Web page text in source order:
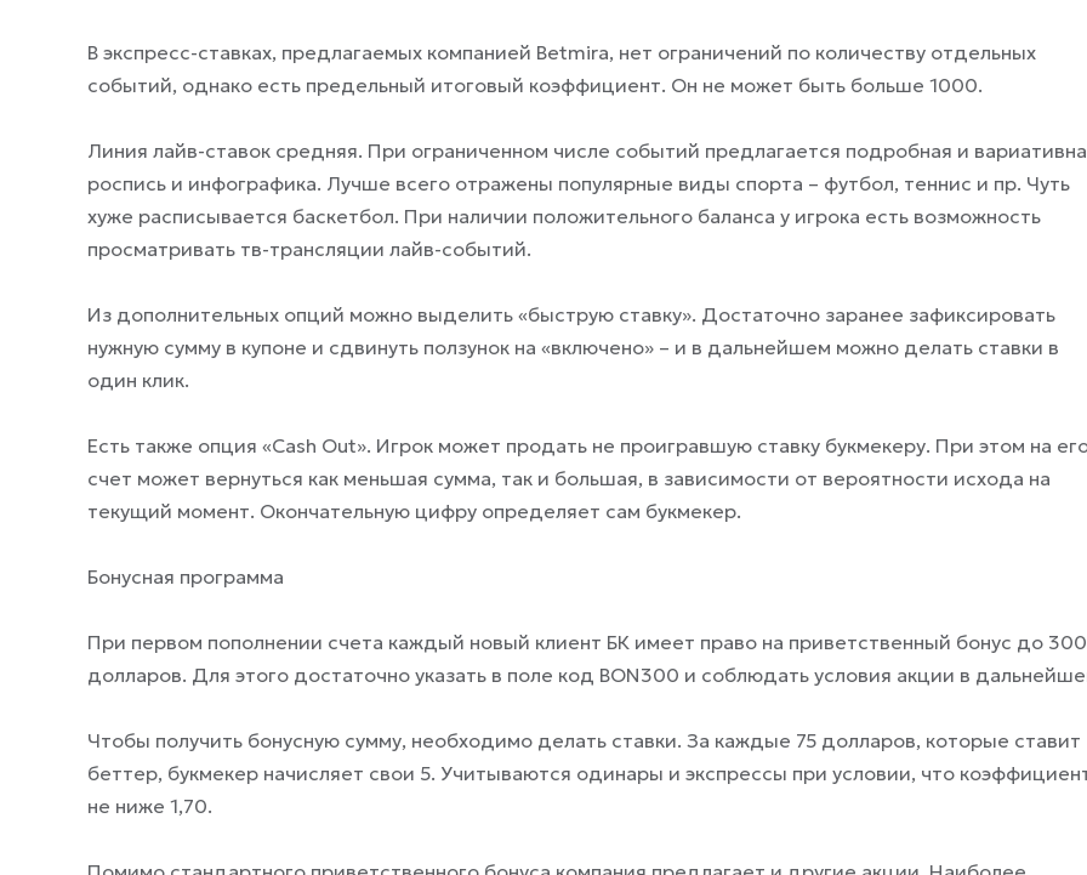
В экспресс-ставках, предлагаемых компанией Betmira, нет ограничений по количеству отдельных
событий, однако есть предельный итоговый коэффициент. Он не может быть больше 1000.
Линия лайв-ставок средняя. При ограниченном числе событий предлагается подробная и
роспись и инфографика. Лучше всего отражены популярные виды спорта – футбол, теннис и пр. Чуть
хуже расписывается баскетбол. При наличии положительного баланса у игрока есть возможность
просматривать тв-трансляции лайв-событий.
Из дополнительных опций можно выделить «быструю ставку». Достаточно заранее зафиксировать
нужную сумму в купоне и сдвинуть ползунок на «включено» – и в дальнейшем можно делать ставки в
один клик.
Есть также опция «Cash Out». Игрок может продать не проигравшую ставку букмекеру. При этом на
счет может вернуться как меньшая сумма, так и большая, в зависимости от вероятности исхода на
текущий момент. Окончательную цифру определяет сам букмекер.
Бонусная программа
При первом пополнении счета каждый новый клиент БК имеет право на приветственный бонус до 300
долларов. Для этого достаточно указать в поле код BON300 и соблюдать условия акции в
Чтобы получить бонусную сумму, необходимо делать ставки. За каждые 75 долларов, которые ставит
беттер, букмекер начисляет свои 5. Учитываются одинары и экспрессы при условии, что
не ниже 1,70.